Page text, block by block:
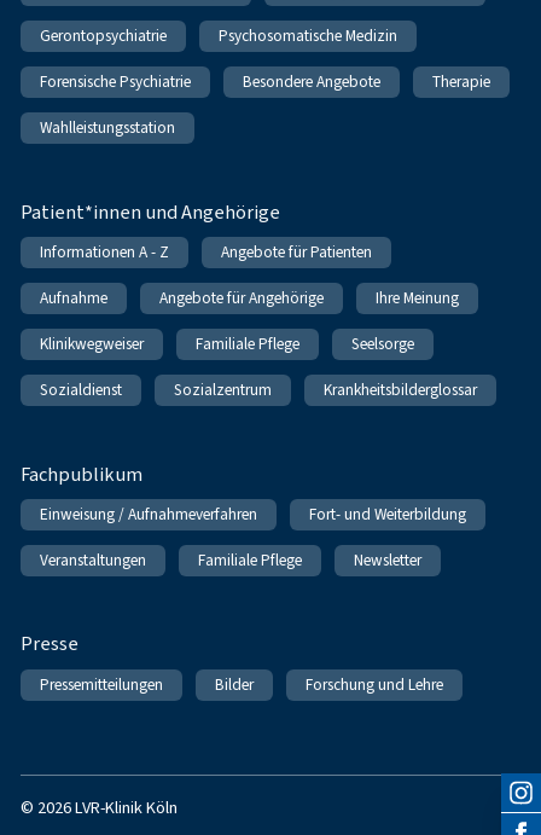
Gerontopsychiatrie Psychosomatische Medizin
Forensische Psychiatrie Besondere Angebote Therapie
Wahlleistungsstation
Patient*innen und Angehörige
Informationen A - Z Angebote für Patienten
Aufnahme Angebote für Angehörige Ihre Meinung
Klinikwegweiser Familiale Pflege Seelsorge
Sozialdienst Sozialzentrum Krankheitsbilderglossar
Fachpublikum
Einweisung / Aufnahmeverfahren Fort- und Weiterbildung
Veranstaltungen Familiale Pflege Newsletter
Presse
Pressemitteilungen Bilder Forschung und Lehre
© 2026 LVR-Klinik Köln